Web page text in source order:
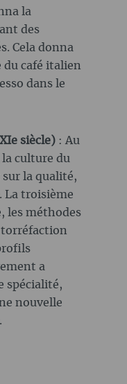
la
des
Cela donna
du café italien
dans le
siècle) : Au
la culture du
sur la qualité,
La troisième
les méthodes
torréfaction
a
spécialité,
nouvelle